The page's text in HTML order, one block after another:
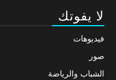
لا يفوتك
فيديوهات
صور
الشباب والرياضة